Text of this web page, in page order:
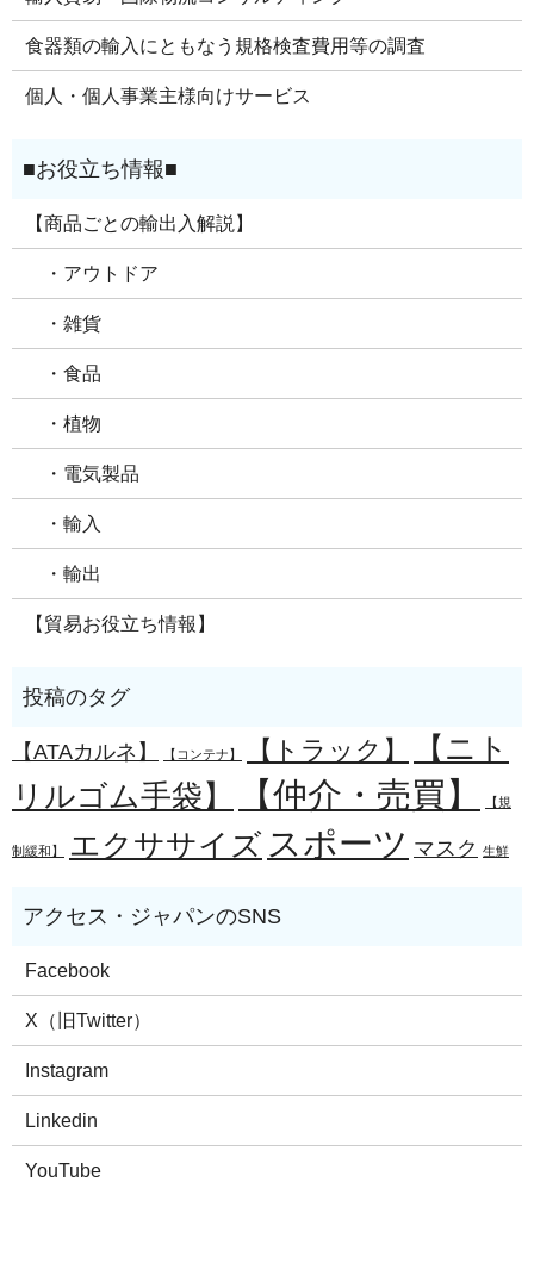
食器類の輸入にともなう規格検査費用等の調査
個人・個人事業主様向けサービス
【商品ごとの輸出入解説】
・アウトドア
・雑貨
・食品
・植物
・電気製品
・輸入
・輸出
【貿易お役立ち情報】
【ATAカルネ】 【コンテナ】 【トラック】
【ニト
リルゴム手袋】
【仲介・売買】 【規
制緩和】 エクササイズ スポーツ マスク 生鮮
Facebook
X（旧Twitter）
Instagram
Linkedin
YouTube